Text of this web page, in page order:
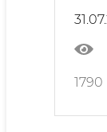
1790